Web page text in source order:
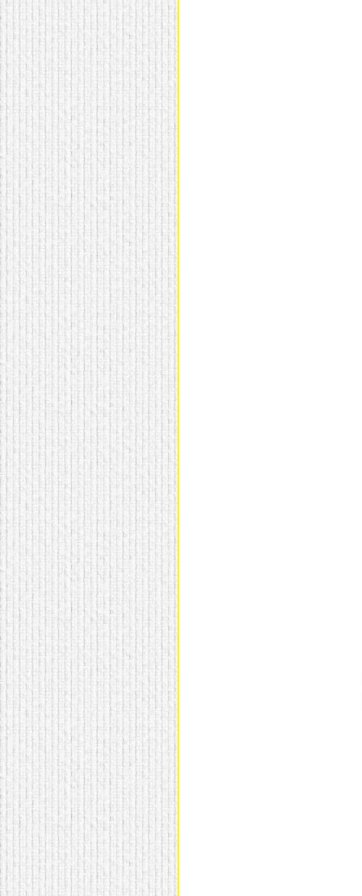
домашнем использовании.
Эта мебель имеет
некоторые преимущества
перед той же стенкой для
гостиной, к примеру,
поскольку она более
легкая и не загромождает
пространство. В спальне
этот предмет можно
поставить у изголовья
кровати, чтобы заполнить
пустующее там
место. Также стеллажи
очень часто используют в
качестве разграничителей
комнаты, например, на
рабочую зону и
пространство для отдыха.
Особенно это актуально
для однокомнатных
квартир.